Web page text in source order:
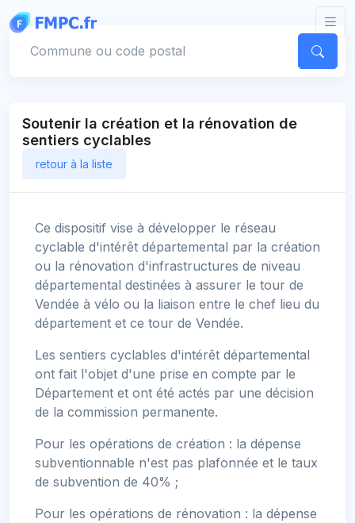
Soutenir la création et la rénovation de
sentiers cyclables
retour à la liste
Ce dispositif vise à développer le réseau
cyclable d'intérêt départemental par la création
ou la rénovation d'infrastructures de niveau
départemental destinées à assurer le tour de
Vendée à vélo ou la liaison entre le chef lieu du
département et ce tour de Vendée.
Les sentiers cyclables d'intérêt départemental
ont fait l'objet d'une prise en compte par le
Département et ont été actés par une décision
de la commission permanente.
Pour les opérations de création : la dépense
subventionnable n'est pas plafonnée et le taux
de subvention de 40% ;
Pour les opérations de rénovation : la dépense
Panneau de gestion des cookies